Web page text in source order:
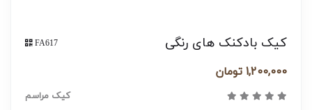
کیک بادکنک های رنگی FA617
1,200,000 تومان
کیک مراسم